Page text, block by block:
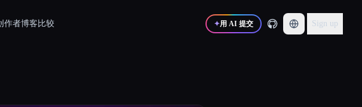
作者博客 比较 ✦用 AI 提交 Sign up